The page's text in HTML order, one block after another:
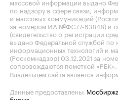
массовой информации выдано
по надзору в сфере связи,
и массовых коммуникаций
за номером ИА №ФС77-63848) и
(свидетельство о регистрации
выдано Федеральной службой по
информационных технологий и
(Роскомнадзор) 03.12.2021 за
сопровождаются пометкой «РБК».
Владельцем сайта является
Данные предоставлены: Мосбиржа